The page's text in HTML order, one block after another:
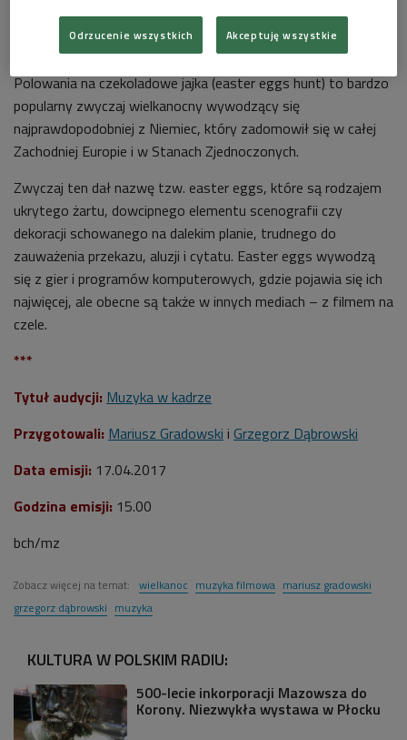
Foto: Shutterstiock/Kap-photo
Polowania na czekoladowe jajka (easter eggs hunt) to bardzo
popularny zwyczaj wielkanocny wywodzący się
najprawdopodobniej z Niemiec, który zadomowił się w całej
Zachodniej Europie i w Stanach Zjednoczonych.
Zwyczaj ten dał nazwę tzw. easter eggs, które są rodzajem
ukrytego żartu, dowcipnego elementu scenografii czy
dekoracji schowanego na dalekim planie, trudnego do
zauważenia przekazu, aluzji i cytatu. Easter eggs wywodzą
się z gier i programów komputerowych, gdzie pojawia się ich
najwięcej, ale obecne są także w innych mediach – z filmem na
czele.
***
Tytuł audycji: Muzyka w kadrze
Przygotowali: Mariusz Gradowski i Grzegorz Dąbrowski
Data emisji: 17.04.2017
Godzina emisji: 15.00
bch/mz
Zobacz więcej na temat: wielkanoc muzyka filmowa mariusz gradowski
grzegorz dąbrowski muzyka
KULTURA W POLSKIM RADIU:
500-lecie inkorporacji Mazowsza do
Korony. Niezwykła wystawa w Płocku
Odrzucenie wszystkich Akceptuję wszystkie